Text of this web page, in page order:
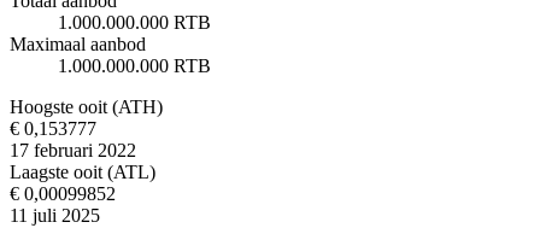
1.000.000.000 RTB
Maximaal aanbod
1.000.000.000 RTB
Hoogste ooit (ATH)
€ 0,153777
17 februari 2022
Laagste ooit (ATL)
€ 0,00099852
11 juli 2025